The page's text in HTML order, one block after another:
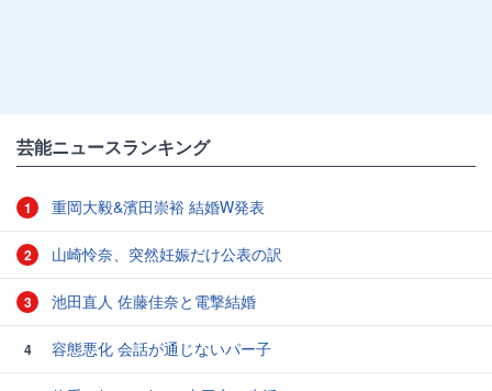
芸能ニュースランキング
1 重岡大毅&濱田崇裕 結婚W発表
2 山崎怜奈、突然妊娠だけ公表の訳
3 池田直人 佐藤佳奈と電撃結婚
4 容態悪化 会話が通じないパー子